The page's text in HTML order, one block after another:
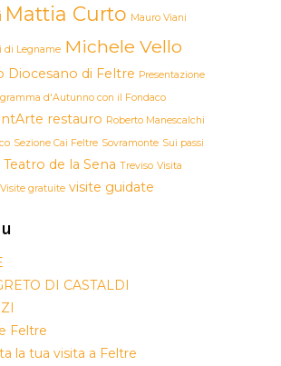
Mattia Curto Mauro Viani
di Legname Michele Vello
Diocesano di Feltre Presentazione
d'Autunno con il Fondaco
restauro Roberto Manescalchi
Sezione Cai Feltre Sovramonte Sui passi
Teatro de la Sena Treviso Visita
Visite gratuite visite guidate
DI CASTALDI
Feltre
la tua visita a Feltre